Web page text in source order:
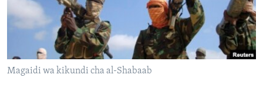
Magaidi wa kikundi cha al-Shabaab